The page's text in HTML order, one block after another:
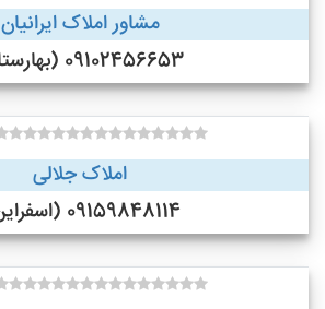
مشاور املاک ایرانیان
09102456653 (بهارستان)
املاک جلالی
09159848114 (اسفراین )